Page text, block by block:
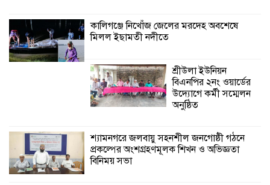
শ্যামনগরে বনবিভাগ ও সিএমসির সাথে
কালিগঞ্জে নিখোঁজ জেলের মরদেহ অবশেষে
মিলল ইছামতী নদীতে
শ্রীউলা ইউনিয়ন
বিএনপির ২নং ওয়ার্ডের
উদ্যোগে কর্মী সম্মেলন
অনুষ্ঠিত
শ্যামনগরে জলবায়ু সহনশীল জনগোষ্ঠী গঠনে
প্রকল্পের অংশগ্রহণমূলক শিখন ও অভিজ্ঞতা
বিনিময় সভা